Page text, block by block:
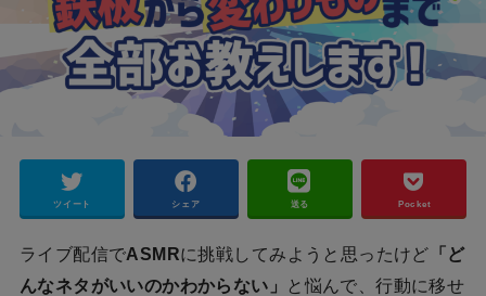
ツイート シェア 送る Pocket
ライブ配信でASMRに挑戦してみようと思ったけど 「ど
んなネタがいいのかわからない」
と悩んで、行動に移せ